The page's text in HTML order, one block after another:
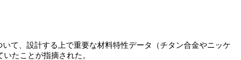
て、設計する上で重要な材料特性データ（チタン合金やニッケ
たことが指摘された。